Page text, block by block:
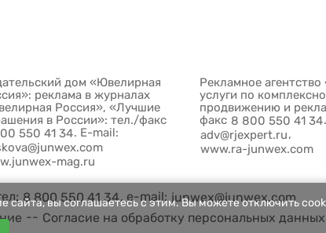
дом «Ювелирная
реклама в журналах
Россия», «Лучшие
в России»: тел./факс
550 41 34. E-mail:
mag.ru
Рекламное агентство
услуги по
продвижению и
факс 8 800 550 41 34
adv@rjexpert.ru,
www.ra-junwex.com
8 800 550 41 34, e-mail:junwex@junwex.com
-- Согласие на обработку персональных данных
вы соглашаетесь с этим. Вы можете отключить